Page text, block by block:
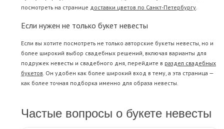
посмотреть на странице доставки цветов по Санкт-Петербургу.
Если нужен не только букет невесты
Если вы хотите посмотреть не только авторские букеты невесты, но и
более широкий выбор свадебных решений, включая варианты для
подружек невесты и свадебного дня, перейдите в раздел свадебных
букетов. Он удобен как более широкий вход в тему, а эта страница —
как более точная подборка именно для образа невесты.
Частые вопросы о букете невесты